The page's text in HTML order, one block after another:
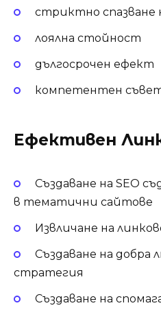
стриктно спазване
лоялна стойност
дългосрочен ефект
компетентен
Ефективен
Създаване на SEO
в тематични сайтове
Извличане на
Създаване на добра
стратегия
Създаване на